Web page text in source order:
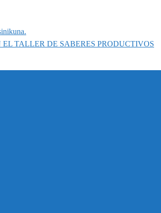
TALLER DE SABERES PRODUCTIVOS